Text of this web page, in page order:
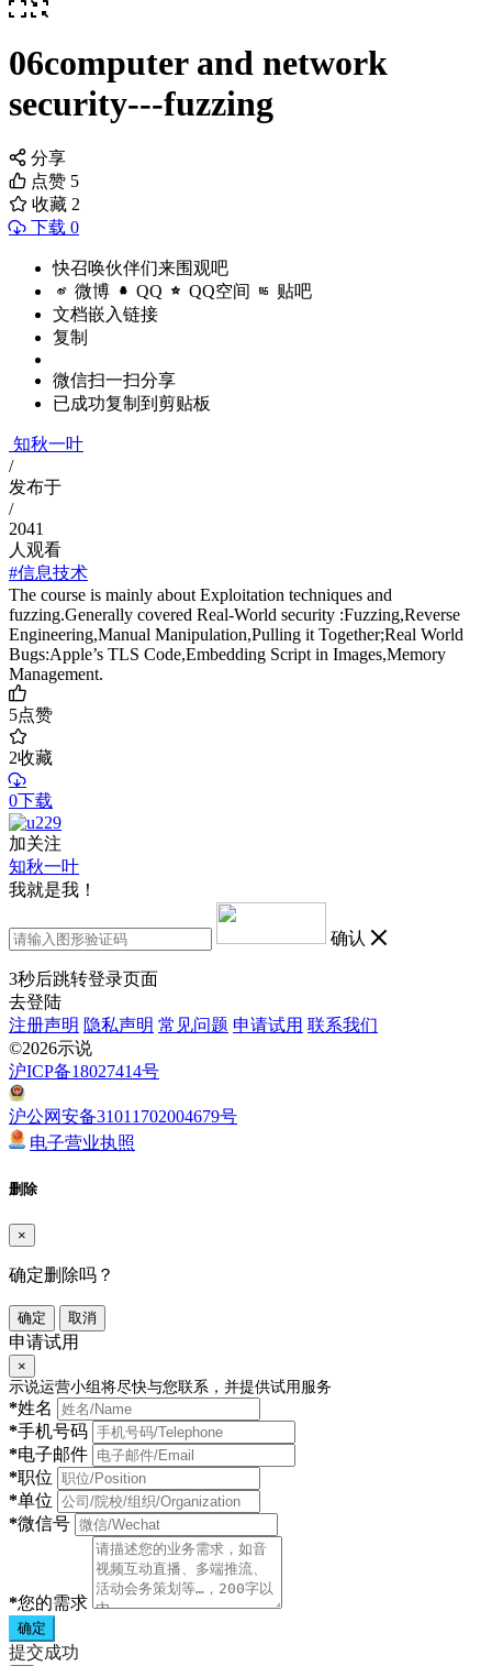
06computer and network
security---fuzzing
分享
点赞 5
收藏 2
下载 0
快召唤伙伴们来围观吧
微博 QQ QQ空间 贴吧
文档嵌入链接
复制
微信扫一扫分享
已成功复制到剪贴板
知秋一叶
/
发布于
/
2041
人观看
#信息技术
The course is mainly about Exploitation techniques and
fuzzing.Generally covered Real-World security :Fuzzing,Reverse
Engineering,Manual Manipulation,Pulling it Together;Real World
Bugs:Apple’s TLS Code,Embedding Script in Images,Memory
Management.
5点赞
2收藏
0下载
加关注
知秋一叶
我就是我！
确认
3秒后跳转登录页面
去登陆
注册声明 隐私声明 常见问题 申请试用 联系我们
©2026示说
沪ICP备18027414号
沪公网安备31011702004679号
电子营业执照
删除
×
确定删除吗？
确定 取消
申请试用
×
示说运营小组将尽快与您联系，并提供试用服务
*姓名
*手机号码
*电子邮件
*职位
*单位
*微信号
*您的需求
确定
提交成功